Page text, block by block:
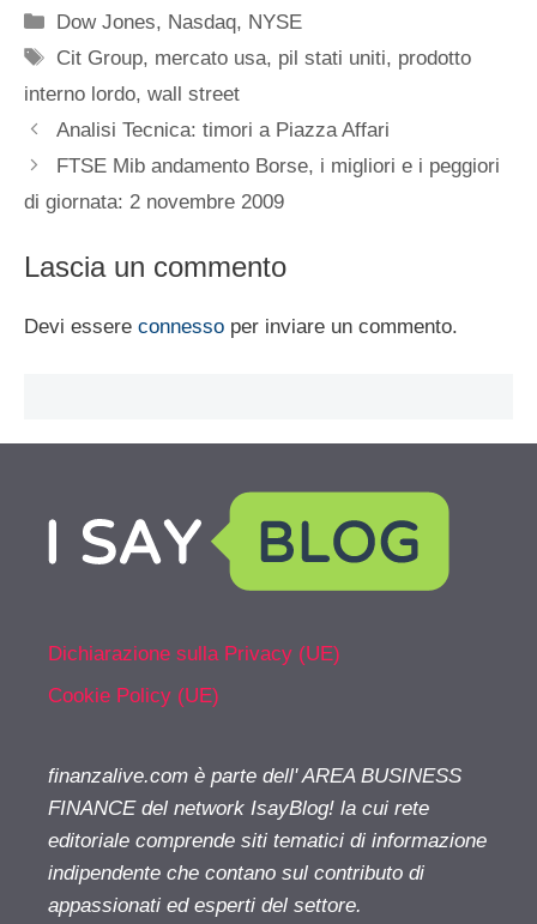
Categorie
Dow Jones, Nasdaq, NYSE
Tag
Cit Group, mercato usa, pil stati uniti, prodotto
interno lordo, wall street
Analisi Tecnica: timori a Piazza Affari
FTSE Mib andamento Borse, i migliori e i peggiori
di giornata: 2 novembre 2009
Lascia un commento
Devi essere connesso per inviare un commento.
Dichiarazione sulla Privacy (UE)
Cookie Policy (UE)
finanzalive.com è parte dell' AREA BUSINESS
FINANCE del network IsayBlog! la cui rete
editoriale comprende siti tematici di informazione
indipendente che contano sul contributo di
appassionati ed esperti del settore.